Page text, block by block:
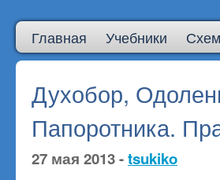
Главная Учебники
Духобор,
Папоротника.
27 мая 2013 -tsukiko